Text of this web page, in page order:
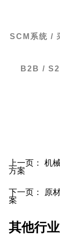
SCM系统 /
B2B /
上一页： 机
方案
下一页：
原
案
其他行